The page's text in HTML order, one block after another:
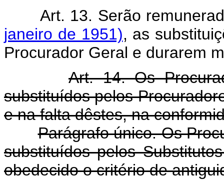
Art. 13. Serão
janeiro de 1951), as
Procurador Geral e durarem
Art. 14. Os
substituídos pelos
e na falta dêstes, na
Parágrafo único. Os
substituídos pelos
obedecido o critério de